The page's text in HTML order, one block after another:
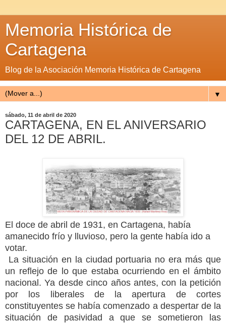
Memoria Histórica de
Cartagena
Blog de la Asociación Memoria Histórica de Cartagena
▼
sábado, 11 de abril de 2020
CARTAGENA, EN EL ANIVERSARIO
DEL 12 DE ABRIL.
El doce de abril de 1931, en Cartagena, había
amanecido frío y lluvioso, pero la gente había ido a
votar.
La situación en la ciudad portuaria no era más que
un reflejo de lo que estaba ocurriendo en el ámbito
nacional. Ya desde cinco años antes, con la petición
por los liberales de la apertura de cortes
constituyentes se había comenzado a despertar de la
situación de pasividad a que se sometieron las